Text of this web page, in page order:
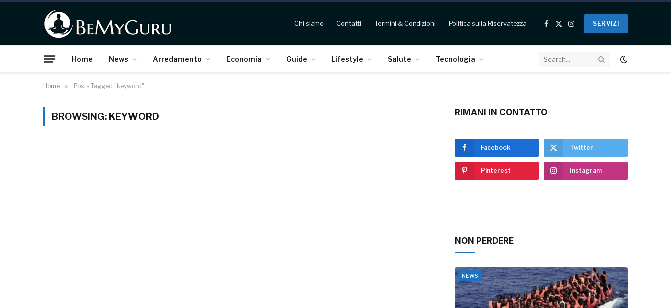
Chi siamo Contatti Termini & Condizioni Politica sulla Riservatezza
Facebook
X
Instagram
SERVIZI
Home News Arredamento Economia Guide Lifestyle Salute Tecnologia
Home » Posts Tagged "keyword"
BROWSING: KEYWORD RIMANI IN CONTATTO
Facebook Twitter
Pinterest Instagram
NON PERDERE
NEWS